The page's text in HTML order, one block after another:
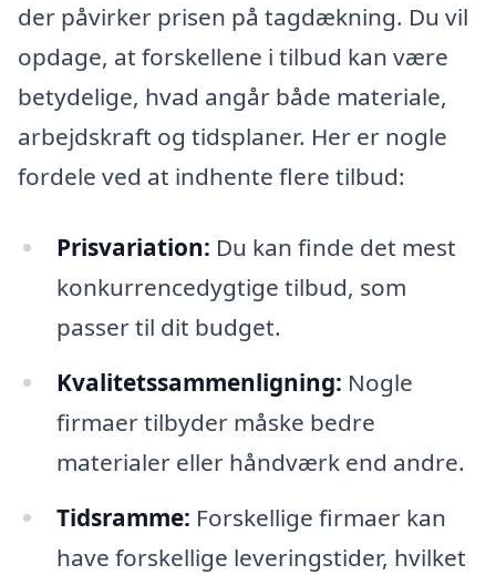
der påvirker prisen på tagdækning. Du vil
opdage, at forskellene i tilbud kan være
betydelige, hvad angår både materiale,
arbejdskraft og tidsplaner. Her er nogle
fordele ved at indhente flere tilbud:
Prisvariation: Du kan finde det mest
konkurrencedygtige tilbud, som
passer til dit budget.
Kvalitetssammenligning: Nogle
firmaer tilbyder måske bedre
materialer eller håndværk end andre.
Tidsramme: Forskellige firmaer kan
have forskellige leveringstider, hvilket